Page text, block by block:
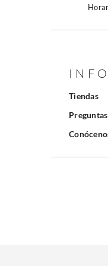
Tiendas